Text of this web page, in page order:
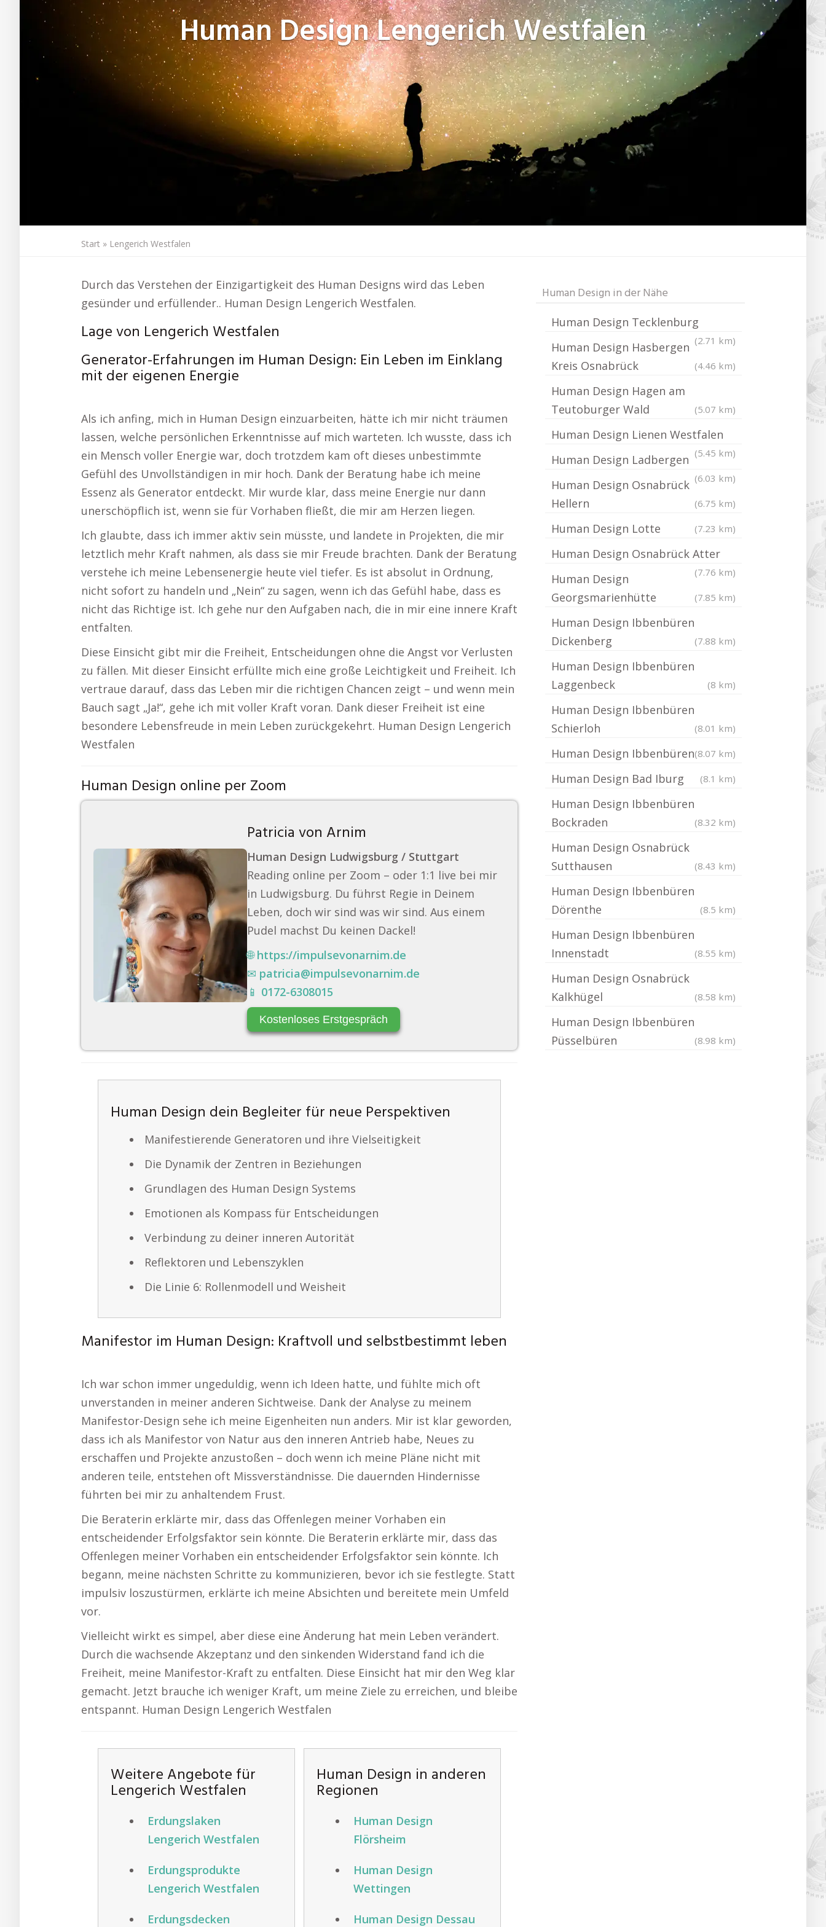
Human DesignLengerich Westfalen
Start » Lengerich Westfalen
Durch das Verstehen der Einzigartigkeit des Human Designs wird das Leben
gesünder und erfüllender.. Human Design Lengerich Westfalen.
Lage von Lengerich Westfalen
Generator-Erfahrungen im Human Design: Ein Leben im Einklang
mit der eigenen Energie
Als ich anfing, mich in Human Design einzuarbeiten, hätte ich mir nicht träumen
lassen, welche persönlichen Erkenntnisse auf mich warteten. Ich wusste, dass ich
ein Mensch voller Energie war, doch trotzdem kam oft dieses unbestimmte
Gefühl des Unvollständigen in mir hoch. Dank der Beratung habe ich meine
Essenz als Generator entdeckt. Mir wurde klar, dass meine Energie nur dann
unerschöpflich ist, wenn sie für Vorhaben fließt, die mir am Herzen liegen.
Ich glaubte, dass ich immer aktiv sein müsste, und landete in Projekten, die mir
letztlich mehr Kraft nahmen, als dass sie mir Freude brachten. Dank der Beratung
verstehe ich meine Lebensenergie heute viel tiefer. Es ist absolut in Ordnung,
nicht sofort zu handeln und „Nein“ zu sagen, wenn ich das Gefühl habe, dass es
nicht das Richtige ist. Ich gehe nur den Aufgaben nach, die in mir eine innere Kraft
entfalten.
Diese Einsicht gibt mir die Freiheit, Entscheidungen ohne die Angst vor Verlusten
zu fällen. Mit dieser Einsicht erfüllte mich eine große Leichtigkeit und Freiheit. Ich
vertraue darauf, dass das Leben mir die richtigen Chancen zeigt – und wenn mein
Bauch sagt „Ja!“, gehe ich mit voller Kraft voran. Dank dieser Freiheit ist eine
besondere Lebensfreude in mein Leben zurückgekehrt. Human Design Lengerich
Westfalen
Human Design online per Zoom
Patricia von Arnim
Human Design Ludwigsburg / Stuttgart
Reading online per Zoom – oder 1:1 live bei mir
in Ludwigsburg. Du führst Regie in Deinem
Leben, doch wir sind was wir sind. Aus einem
Pudel machst Du keinen Dackel!
🌐https://impulsevonarnim.de
✉ patricia@impulsevonarnim.de
📱 0172-6308015
Kostenloses Erstgespräch
Human Design dein Begleiter für neue Perspektiven
Manifestierende Generatoren und ihre Vielseitigkeit
Die Dynamik der Zentren in Beziehungen
Grundlagen des Human Design Systems
Emotionen als Kompass für Entscheidungen
Verbindung zu deiner inneren Autorität
Reflektoren und Lebenszyklen
Die Linie 6: Rollenmodell und Weisheit
Manifestor im Human Design: Kraftvoll und selbstbestimmt leben
Ich war schon immer ungeduldig, wenn ich Ideen hatte, und fühlte mich oft
unverstanden in meiner anderen Sichtweise. Dank der Analyse zu meinem
Manifestor-Design sehe ich meine Eigenheiten nun anders. Mir ist klar geworden,
dass ich als Manifestor von Natur aus den inneren Antrieb habe, Neues zu
erschaffen und Projekte anzustoßen – doch wenn ich meine Pläne nicht mit
anderen teile, entstehen oft Missverständnisse. Die dauernden Hindernisse
führten bei mir zu anhaltendem Frust.
Die Beraterin erklärte mir, dass das Offenlegen meiner Vorhaben ein
entscheidender Erfolgsfaktor sein könnte. Die Beraterin erklärte mir, dass das
Offenlegen meiner Vorhaben ein entscheidender Erfolgsfaktor sein könnte. Ich
begann, meine nächsten Schritte zu kommunizieren, bevor ich sie festlegte. Statt
impulsiv loszustürmen, erklärte ich meine Absichten und bereitete mein Umfeld
vor.
Vielleicht wirkt es simpel, aber diese eine Änderung hat mein Leben verändert.
Durch die wachsende Akzeptanz und den sinkenden Widerstand fand ich die
Freiheit, meine Manifestor-Kraft zu entfalten. Diese Einsicht hat mir den Weg klar
gemacht. Jetzt brauche ich weniger Kraft, um meine Ziele zu erreichen, und bleibe
entspannt. Human Design Lengerich Westfalen
Weitere Angebote für
Lengerich Westfalen
Erdungslaken
Lengerich Westfalen
Erdungsprodukte
Lengerich Westfalen
Erdungsdecken
Human Design in anderen
Regionen
Human Design
Flörsheim
Human Design
Wettingen
Human Design Dessau
Human Design in der Nähe
Human Design Tecklenburg
(2.71 km)
Human Design Hasbergen
Kreis Osnabrück
(4.46 km)
Human Design Hagen am
Teutoburger Wald
(5.07 km)
Human Design Lienen Westfalen
(5.45 km)
Human Design Ladbergen
(6.03 km)
Human Design Osnabrück
Hellern
(6.75 km)
Human Design Lotte (7.23 km)
Human Design Osnabrück Atter
(7.76 km)
Human Design
Georgsmarienhütte
(7.85 km)
Human Design Ibbenbüren
Dickenberg
(7.88 km)
Human Design Ibbenbüren
Laggenbeck
(8 km)
Human Design Ibbenbüren
Schierloh
(8.01 km)
Human Design Ibbenbüren(8.07 km)
Human Design Bad Iburg (8.1 km)
Human Design Ibbenbüren
Bockraden
(8.32 km)
Human Design Osnabrück
Sutthausen
(8.43 km)
Human Design Ibbenbüren
Dörenthe
(8.5 km)
Human Design Ibbenbüren
Innenstadt
(8.55 km)
Human Design Osnabrück
Kalkhügel
(8.58 km)
Human Design Ibbenbüren
Püsselbüren
(8.98 km)